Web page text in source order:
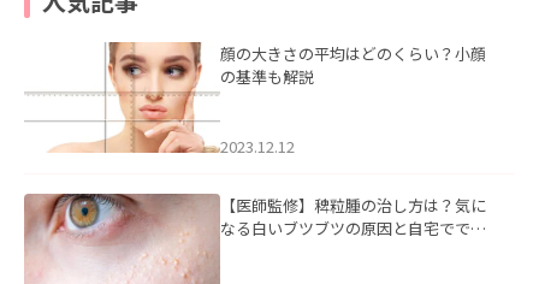
顔の大きさの平均はどのくらい？小顔
の基準も解説
2023.12.12
【医師監修】稗粒腫の治し方は？気に
なる白いブツブツの原因と自宅ででき